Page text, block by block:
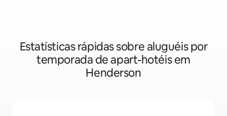
Estatísticas rápidas sobre aluguéis por
temporada de apart-hotéis em
Henderson